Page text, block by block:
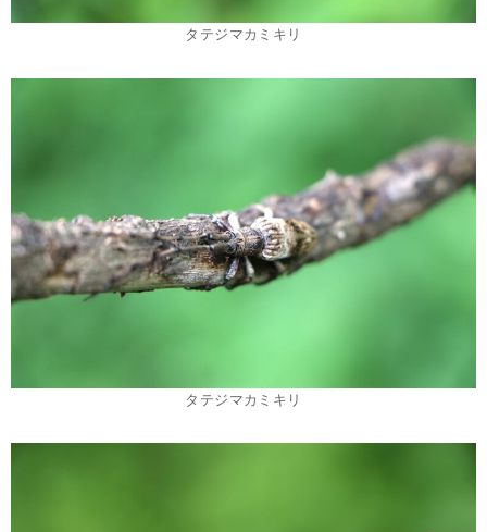
タテジマカミキリ
タテジマカミキリ